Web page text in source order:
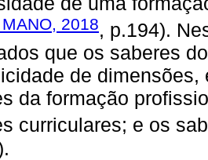
MANO, 2018, p.194).
que os saberes
de
da formação
curriculares; e os